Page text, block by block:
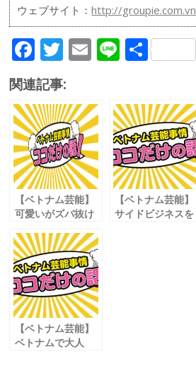
ウェブサイト：http://groupie.com.vn
F
ac
e
b
o
o
k
T
itt
er
E
l
Li 共
関連記事:
【ベトナム芸能】
可愛いがズバ抜け
数年に１度の逸材
登場か？
【ベトナム芸能】
サイドビジネスを
【ベトナム芸能】
ベトナムで大人